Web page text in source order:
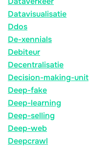
Datavisualisatie
Ddos
De-xennials
Debiteur
Decentralisatie
Decision-making-unit
Deep-fake
Deep-learning
Deep-selling
Deep-web
Deepcrawl